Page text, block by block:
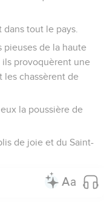
tout le pays.
pieuses de la haute
provoquèrent une
les chassèrent de
la poussière de
de joie et du Saint-